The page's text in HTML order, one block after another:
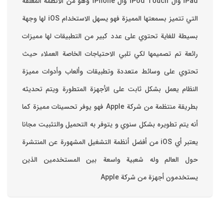
التي تتميز بسمعتها المميزة فهو يسهل الاستخدام ‏iOS لها وجهة
بسيطة للغاية تحتوي على عدد كبير من التطبيقات لها مميزات
رائعة تم تصميمها لكي تلبي الاحتياجات الخاصة العملاء حيث
تحتوي على وسائط متعددة وتطبيقات وألعاب وأدوات مميزة
‏النظام يعمل بشكل ثابت على الأجهزة المتطورة ويتم تحديثه
بطريقة منتظمة من شركة Apple فهو يوفر تحسينات مميزة كما
أنه يتم تطويره بشكل سنوي و يتوفر به التحميل والتثبيت مجانا
‏يعتبر أي iOS من أفضل أنظمة التشغيل المشهورة عن المنتشرة
حول العالم وله شعبية واسعة بين المستخدمين الذين
يستخدمون أجهزة من شركة Apple